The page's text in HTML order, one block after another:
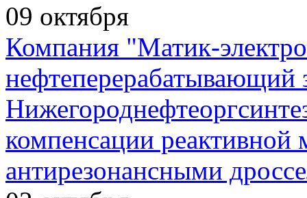
09 октября
Компания "Матик-
компенсации
антирезонансными